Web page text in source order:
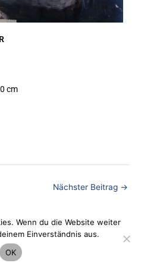
cm
Nächster Beitrag →
Wenn du die Website weiter
Einverständnis aus.
OK